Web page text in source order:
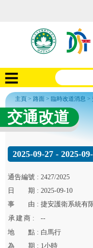
主頁 >路面 > 臨時改道消息 >
交通改道
2025-09-27 - 2025-
通告編號 :2427/2025
日
期 :2025-09-10
事
由 :捷安護衛系統有
承建 商 :
--
地
點 : 白馬行
為
期 : 1小時